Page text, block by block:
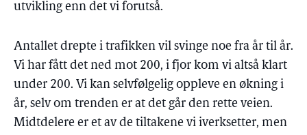
utvikling enn det vi forutså.
Antallet drepte i trafikken vil svinge noe fra år til år.
Vi har fått det ned mot 200, i fjor kom vi altså klart
under 200. Vi kan selvfølgelig oppleve en økning i
år, selv om trenden er at det går den rette veien.
Midtdelere er et av de tiltakene vi iverksetter, men